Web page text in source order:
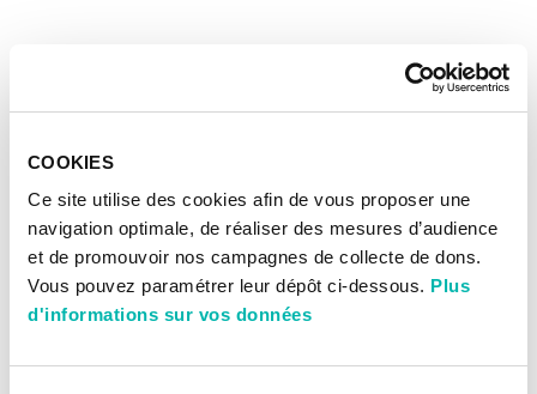
COOKIES
Ce site utilise des cookies afin de vous proposer une
navigation optimale, de réaliser des mesures d’audience
et de promouvoir nos campagnes de collecte de dons.
Vous pouvez paramétrer leur dépôt ci-dessous. Plus
d'informations sur vos données